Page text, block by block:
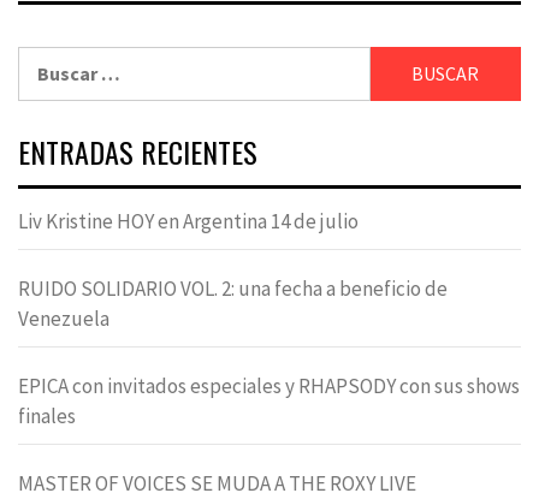
ENTRADAS RECIENTES
Liv Kristine HOY en Argentina 14 de julio
RUIDO SOLIDARIO VOL. 2: una fecha a beneficio de
Venezuela
EPICA con invitados especiales y RHAPSODY con sus shows
finales
MASTER OF VOICES SE MUDA A THE ROXY LIVE